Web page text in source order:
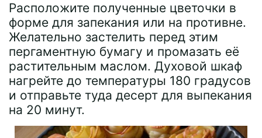
Расположите полученные цветочки в
форме для запекания или на противне.
Желательно застелить перед этим
пергаментную бумагу и промазать её
растительным маслом. Духовой шкаф
нагрейте до температуры 180 градусов
и отправьте туда десерт для выпекания
на 20 минут.